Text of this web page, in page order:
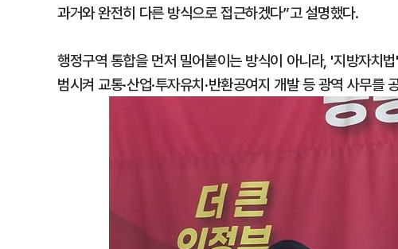
과거와 완전히 다른 방식으로 접근하겠다”고 설명했다.
행정구역 통합을 먼저 밀어붙이는 방식이 아니라, '지방자치
범시켜 교통·산업·투자유치·반환공여지 개발 등 광역 사무